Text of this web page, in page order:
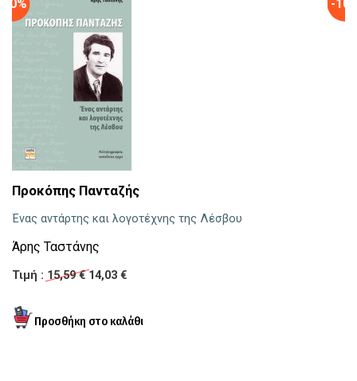
Προκόπης Πανταζής
Ένας αντάρτης και λογοτέχνης της Λέσβου
Άρης Ταστάνης
Τιμή : 15,59 €14,03 €
-